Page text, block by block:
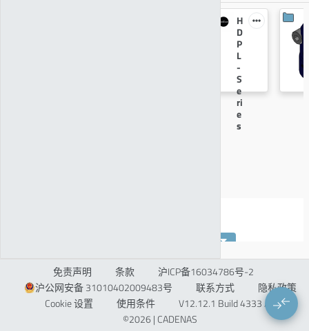
H
D
P
L
-
S
e
ri
e
s
分支机构：
美国
免责声明 条款
沪ICP备16034786号-2
沪公网安备 31010402009483号
联系方式
隐私政策
Cookie 设置
使用条件
V12.12.1 Build 4333 / 2
©2026 | CADENAS